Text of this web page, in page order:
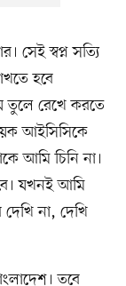
সেই স্বপ্ন সত্যি
হবে
তুলে রেখে করতে
আইসিসিকে
আমি চিনি না।
যখনই আমি
দেখি না, দেখি
তবে